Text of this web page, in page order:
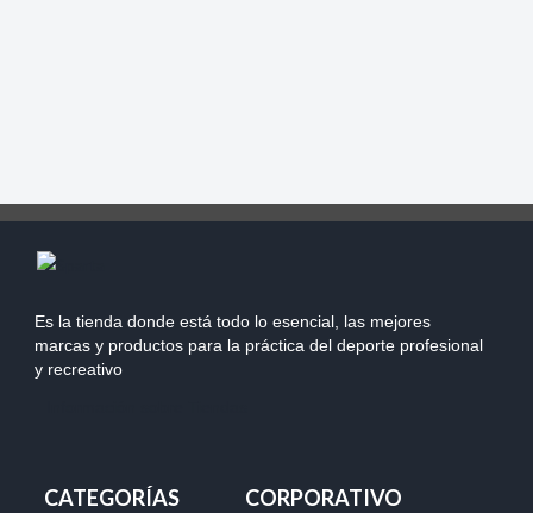
Es la tienda donde está todo lo esencial, las mejores
marcas y productos para la práctica del deporte profesional
y recreativo
CATEGORÍAS CORPORATIVO